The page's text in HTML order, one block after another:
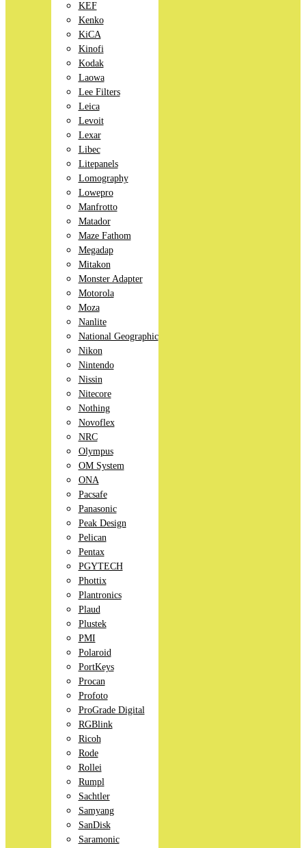
KEF
Kenko
KiCA
Kinofi
Kodak
Laowa
Lee Filters
Leica
Levoit
Lexar
Libec
Litepanels
Lomography
Lowepro
Manfrotto
Matador
Maze Fathom
Megadap
Mitakon
Monster Adapter
Motorola
Moza
Nanlite
National Geographic
Nikon
Nintendo
Nissin
Nitecore
Nothing
Novoflex
NRC
Olympus
OM System
ONA
Pacsafe
Panasonic
Peak Design
Pelican
Pentax
PGYTECH
Phottix
Plantronics
Plaud
Plustek
PMI
Polaroid
PortKeys
Procan
Profoto
ProGrade Digital
RGBlink
Ricoh
Rode
Rollei
Rumpl
Sachtler
Samyang
SanDisk
Saramonic